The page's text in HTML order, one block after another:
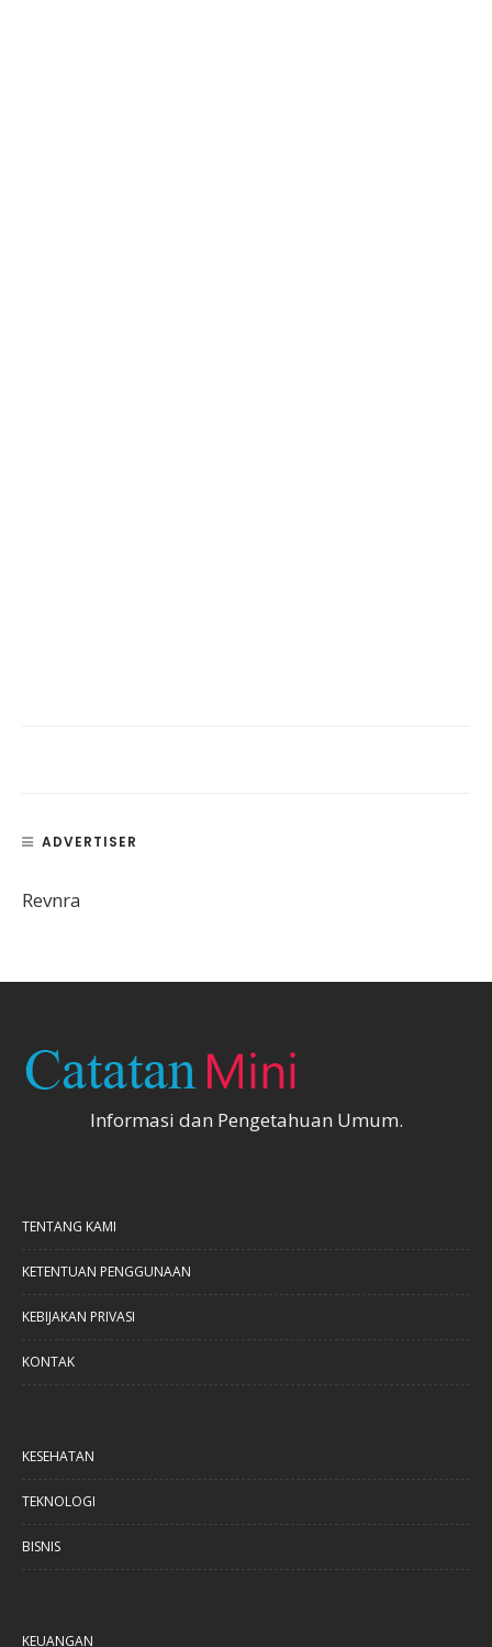
ADVERTISER
Revnra
Informasi dan Pengetahuan Umum.
TENTANG KAMI
KETENTUAN PENGGUNAAN
KEBIJAKAN PRIVASI
KONTAK
KESEHATAN
TEKNOLOGI
BISNIS
KEUANGAN